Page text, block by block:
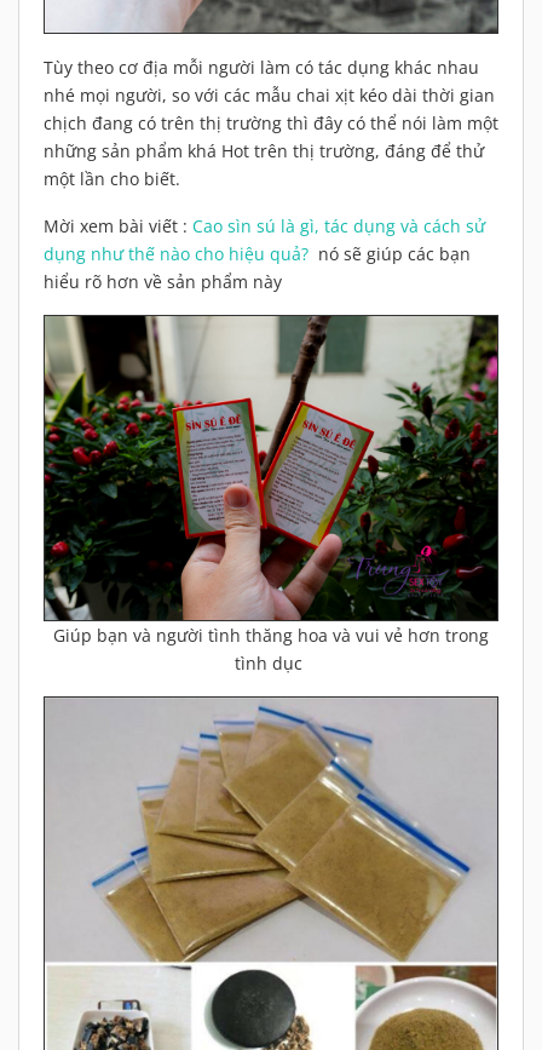
Tùy theo cơ địa mỗi người làm có tác dụng khác nhau
nhé mọi người, so với các mẫu chai xịt kéo dài thời gian
chịch đang có trên thị trường thì đây có thể nói làm một
những sản phẩm khá Hot trên thị trường, đáng để thử
một lần cho biết.
Mời xem bài viết : Cao sìn sú là gì, tác dụng và cách sử
dụng như thế nào cho hiệu quả? nó sẽ giúp các bạn
hiểu rõ hơn về sản phẩm này
Giúp bạn và người tình thăng hoa và vui vẻ hơn trong
tình dục